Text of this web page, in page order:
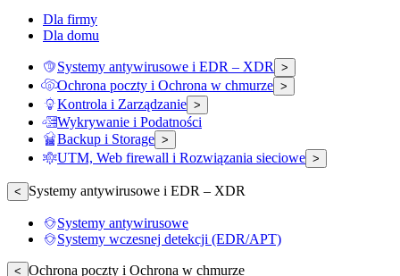
Dla firmy
Dla domu
Systemy antywirusowe i EDR – XDR >
Ochrona poczty i Ochrona w chmurze >
Kontrola i Zarządzanie >
Wykrywanie i Podatności
Backup i Storage >
UTM, Web firewall i Rozwiązania sieciowe >
< Systemy antywirusowe i EDR – XDR
Systemy antywirusowe
Systemy wczesnej detekcji (EDR/APT)
< Ochrona poczty i Ochrona w chmurze